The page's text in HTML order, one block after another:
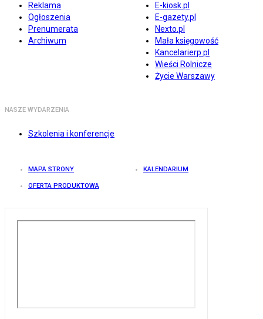
Reklama
Ogłoszenia
Prenumerata
Archiwum
E-kiosk.pl
E-gazety.pl
Nexto.pl
Mała księgowość
Kancelarierp.pl
Wieści Rolnicze
Życie Warszawy
NASZE WYDARZENIA
Szkolenia i konferencje
MAPA STRONY KALENDARIUM
OFERTA PRODUKTOWA